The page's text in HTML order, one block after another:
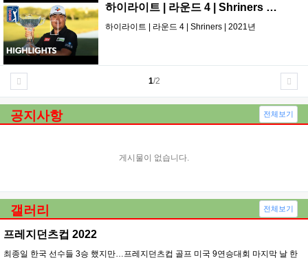
하이라이트 | 라운드 4 | Shriners …
하이라이트 | 라운드 4 | Shriners | 2021년
1/2
공지사항
게시물이 없습니다.
전체보기
갤러리
프레지던츠컵 2022
최종일 한국 선수들 3승 했지만…프레지던츠컵 골프 미국 9연승대회 마지막 날 한
전체보기